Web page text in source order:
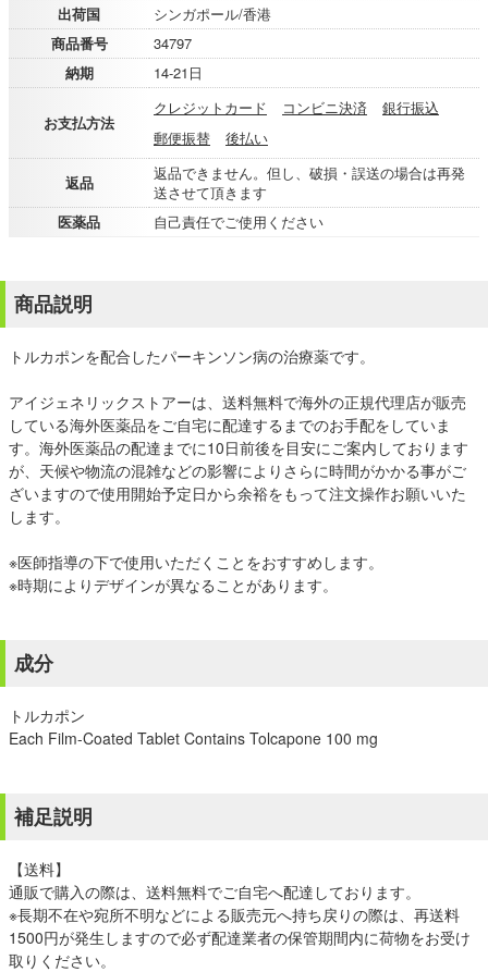
出荷国
シンガポール/香港
商品番号
34797
納期
14-21日
お支払方法
クレジットカード コンビニ決済
銀行振込
郵便振替
後払い
返品
返品できません。但し、破損・誤送の場合は再発
送させて頂きます
医薬品
自己責任でご使用ください
商品説明
トルカポンを配合したパーキンソン病の治療薬です。
アイジェネリックストアーは、送料無料で海外の正規代理店が販売
している海外医薬品をご自宅に配達するまでのお手配をしていま
す。海外医薬品の配達までに10日前後を目安にご案内しております
が、天候や物流の混雑などの影響によりさらに時間がかかる事がご
ざいますので使用開始予定日から余裕をもって注文操作お願いいた
します。
※医師指導の下で使用いただくことをおすすめします。
※時期によりデザインが異なることがあります。
成分
トルカポン
Each Film-Coated Tablet Contains Tolcapone 100 mg
補足説明
【送料】
通販で購入の際は、送料無料でご自宅へ配達しております。
※長期不在や宛所不明などによる販売元へ持ち戻りの際は、再送料
1500円が発生しますので必ず配達業者の保管期間内に荷物をお受け
取りください。